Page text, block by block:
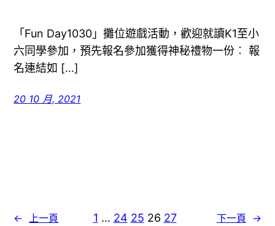
「Fun Day1030」攤位遊戲活動，歡迎就讀K1至小
六同學參加，預先報名參加獲得神秘禮物一份︰ 報
名連結如 […]
20 10 月, 2021
← 上一頁 1 … 24 25 26 27 下一頁 →